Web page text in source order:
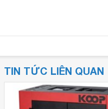
TIN TỨC LIÊN QUAN